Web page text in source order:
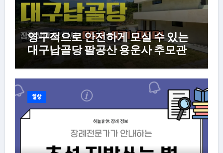
영구적으로 안전하게 모실 수 있는
대구납골당 팔공산 용운사 추모관
일상